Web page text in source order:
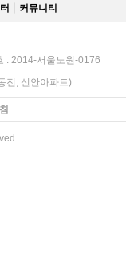
커뮤니티
: 2014-서울노원-0176
진, 신안아파트)